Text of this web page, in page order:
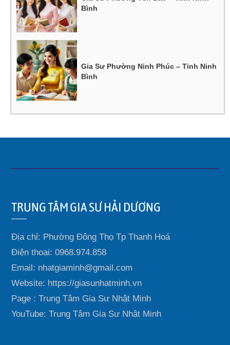
Bình
Gia Sư Phường Ninh Phúc – Tỉnh Ninh
Bình
TRUNG TÂM GIA SƯ HẢI DƯƠNG
Địa chỉ: Phường Đông Thọ Tp Thanh Hoá
Điện thoại: 0968.974.858
Email: nhatgiaminh@gmail.com
Website: https://giasunhatminh.vn
Page : Trung Tâm Gia Sư Nhật Minh
YouTube: Trung Tâm Gia Sư Nhật Minh